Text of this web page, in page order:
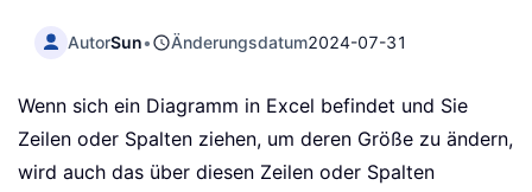
AutorSun• Änderungsdatum2024-07-31
Wenn sich ein Diagramm in Excel befindet und Sie
Zeilen oder Spalten ziehen, um deren Größe zu ändern,
wird auch das über diesen Zeilen oder Spalten